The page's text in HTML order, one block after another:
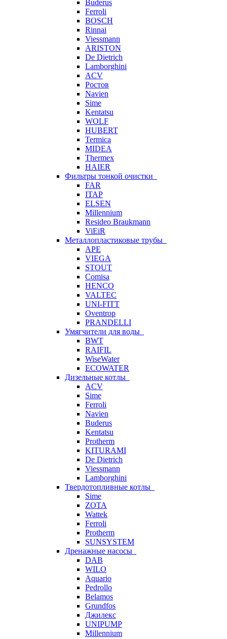
Buderus
Ferroli
BOSCH
Rinnai
Viessmann
ARISTON
De Dietrich
Lamborghini
ACV
Ростов
Navien
Sime
Kentatsu
WOLF
HUBERT
Termica
MIDEA
Thermex
HAIER
Фильтры тонкой очистки
FAR
ITAP
ELSEN
Millennium
Resideo Braukmann
ViEiR
Металлопластиковые трубы
APE
VIEGA
STOUT
Comisa
HENCO
VALTEC
UNI-FITT
Oventrop
PRANDELLI
Умягчители для воды
BWT
RAIFIL
WiseWater
ECOWATER
Дизельные котлы
ACV
Sime
Ferroli
Navien
Buderus
Kentatsu
Protherm
KITURAMI
De Dietrich
Viessmann
Lamborghini
Твердотопливные котлы
Sime
ZOTA
Wattek
Ferroli
Protherm
SUNSYSTEM
Дренажные насосы
DAB
WILO
Aquario
Pedrollo
Belamos
Grundfos
Джилекс
UNIPUMP
Millennium